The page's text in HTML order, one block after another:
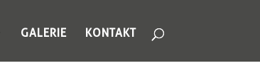
GALERIE KONTAKT